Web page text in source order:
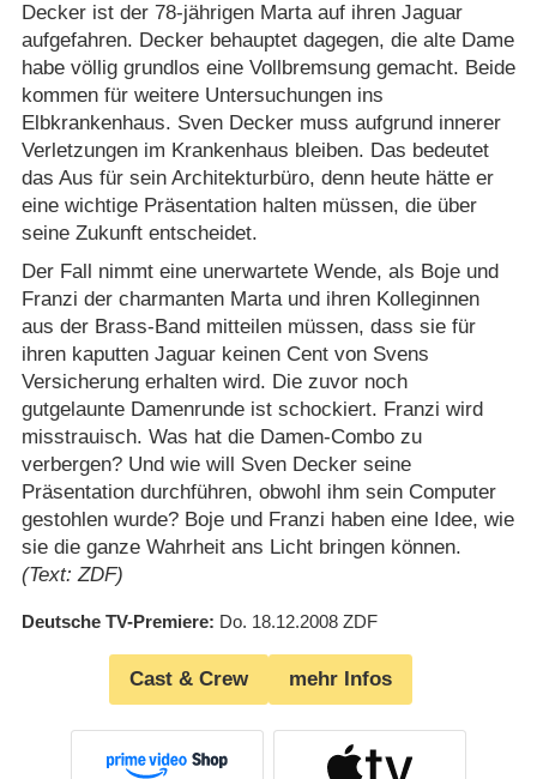
Decker ist der 78-jährigen Marta auf ihren Jaguar
aufgefahren. Decker behauptet dagegen, die alte Dame
habe völlig grundlos eine Vollbremsung gemacht. Beide
kommen für weitere Untersuchungen ins
Elbkrankenhaus. Sven Decker muss aufgrund innerer
Verletzungen im Krankenhaus bleiben. Das bedeutet
das Aus für sein Architekturbüro, denn heute hätte er
eine wichtige Präsentation halten müssen, die über
seine Zukunft entscheidet.
Der Fall nimmt eine unerwartete Wende, als Boje und
Franzi der charmanten Marta und ihren Kolleginnen
aus der Brass-Band mitteilen müssen, dass sie für
ihren kaputten Jaguar keinen Cent von Svens
Versicherung erhalten wird. Die zuvor noch
gutgelaunte Damenrunde ist schockiert. Franzi wird
misstrauisch. Was hat die Damen-Combo zu
verbergen? Und wie will Sven Decker seine
Präsentation durchführen, obwohl ihm sein Computer
gestohlen wurde? Boje und Franzi haben eine Idee, wie
sie die ganze Wahrheit ans Licht bringen können.
(Text: ZDF)
Deutsche TV-Premiere Do. 18.12.2008 ZDF
Cast & Crew mehr Infos